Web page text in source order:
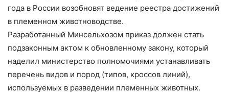
года в России возобновят ведение реестра достижений
в племенном животноводстве.
Разработанный Минсельхозом приказ должен стать
подзаконным актом к обновленному закону, который
наделил министерство полномочиями устанавливать
перечень видов и пород (типов, кроссов линий),
используемых в разведении племенных животных.